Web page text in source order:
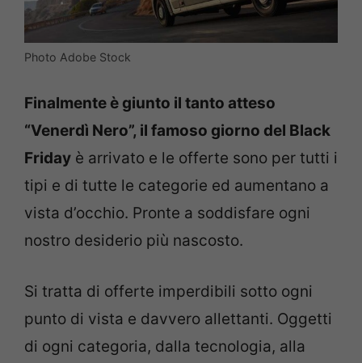
Photo Adobe Stock
Finalmente è giunto il tanto atteso
“Venerdì Nero”, il famoso giorno del Black
Friday è arrivato e le offerte sono per tutti i
tipi e di tutte le categorie ed aumentano a
vista d’occhio. Pronte a soddisfare ogni
nostro desiderio più nascosto.
Si tratta di offerte imperdibili sotto ogni
punto di vista e davvero allettanti. Oggetti
di ogni categoria, dalla tecnologia, alla